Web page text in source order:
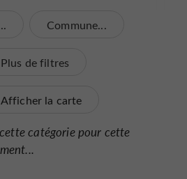
Commune...
Plus de filtres
Afficher la carte
catégorie pour cette